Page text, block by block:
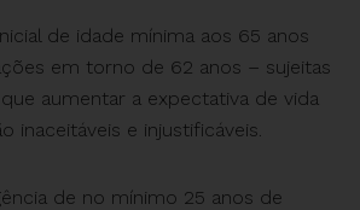
de idade mínima aos 65 anos
em torno de 62 anos – sujeitas
aumentar a expectativa de vida
inaceitáveis e injustificáveis.
de no mínimo 25 anos de